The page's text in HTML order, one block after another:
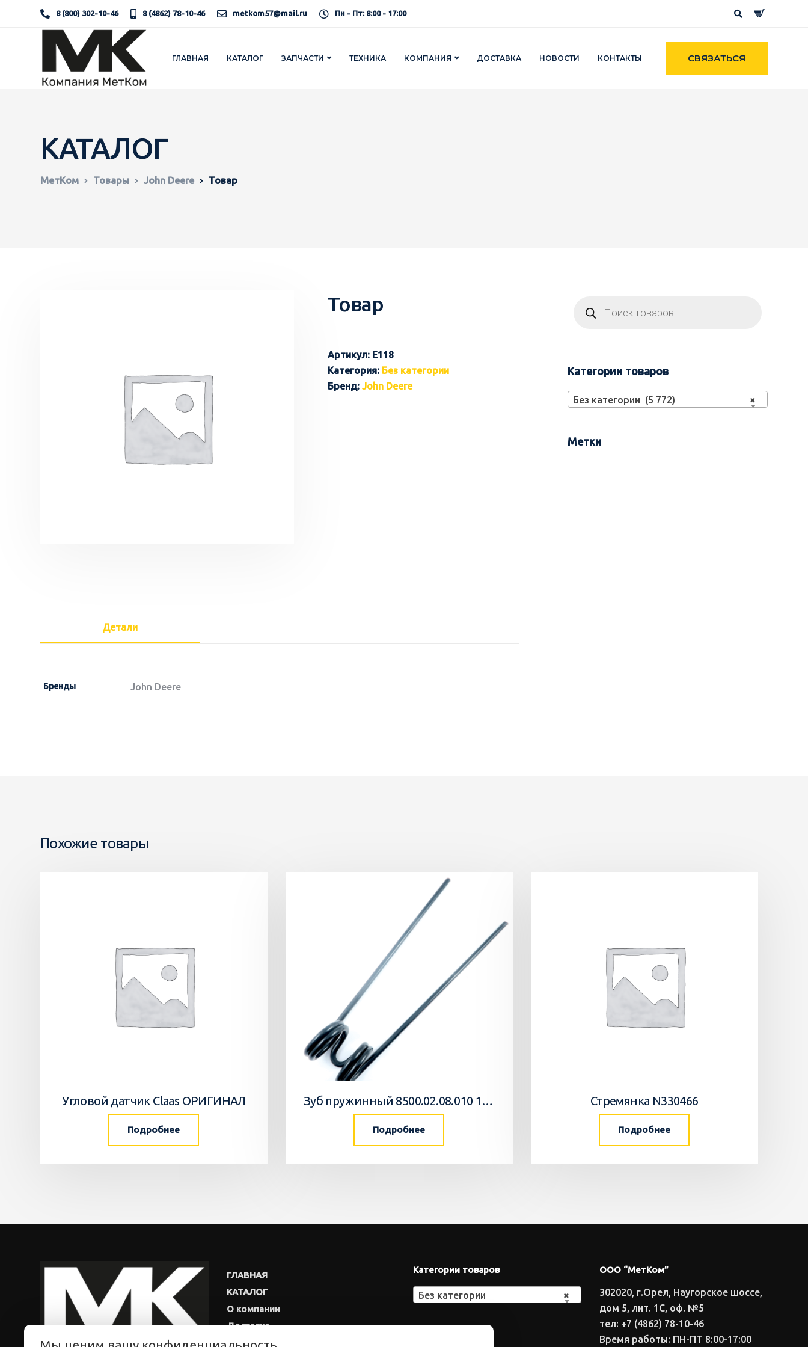
8 (800) 302-10-46 8 (4862) 78-10-46 metkom57@mail.ru Пн - Пт: 8:00 - 17:00
ГЛАВНАЯ КАТАЛОГ ЗАПЧАСТИ ТЕХНИКА КОМПАНИЯ ДОСТАВКА НОВОСТИ КОНТАКТЫ СВЯЗАТЬСЯ
КАТАЛОГ
МетКом Товары John Deere Товар
Товар
Артикул: E118
Категория: Без категории
Бренд: John Deere
Детали
Бренды John Deere
Категории товаров
×
Без категории (5 772)
Метки
Похожие товары
Угловой датчик Claas ОРИГИНАЛ
Подробнее
Зуб пружинный 8500.02.08.010 10 Агромастер
Подробнее
Стремянка N330466
Подробнее
ГЛАВНАЯ
КАТАЛОГ
О компании
Доставка
Новости
Категории товаров
×
Без категории
ООО “МетКом”
302020, г.Орел, Наугорское шоссе,
дом 5, лит. 1С, оф. №5
тел: +7 (4862) 78-10-46
Время работы: ПН-ПТ 8:00-17:00